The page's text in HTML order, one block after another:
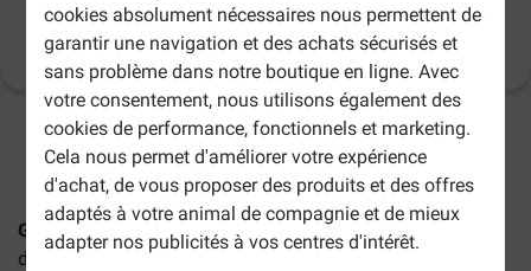
cookies absolument nécessaires nous permettent de
garantir une navigation et des achats sécurisés et
sans problème dans notre boutique en ligne. Avec
votre consentement, nous utilisons également des
cookies de performance, fonctionnels et marketing.
Cela nous permet d'améliorer votre expérience
d'achat, de vous proposer des produits et des offres
adaptés à votre animal de compagnie et de mieux
adapter nos publicités à vos centres d'intérêt.
( 8 ) Informations sur le produit
2-5 jours ouvrables estimés, sauf indication contraire.
Griffoir Galaxy pour chat
est un griffoir de 62 cm de haut,
doté d'une balle et d'une peluche douce.